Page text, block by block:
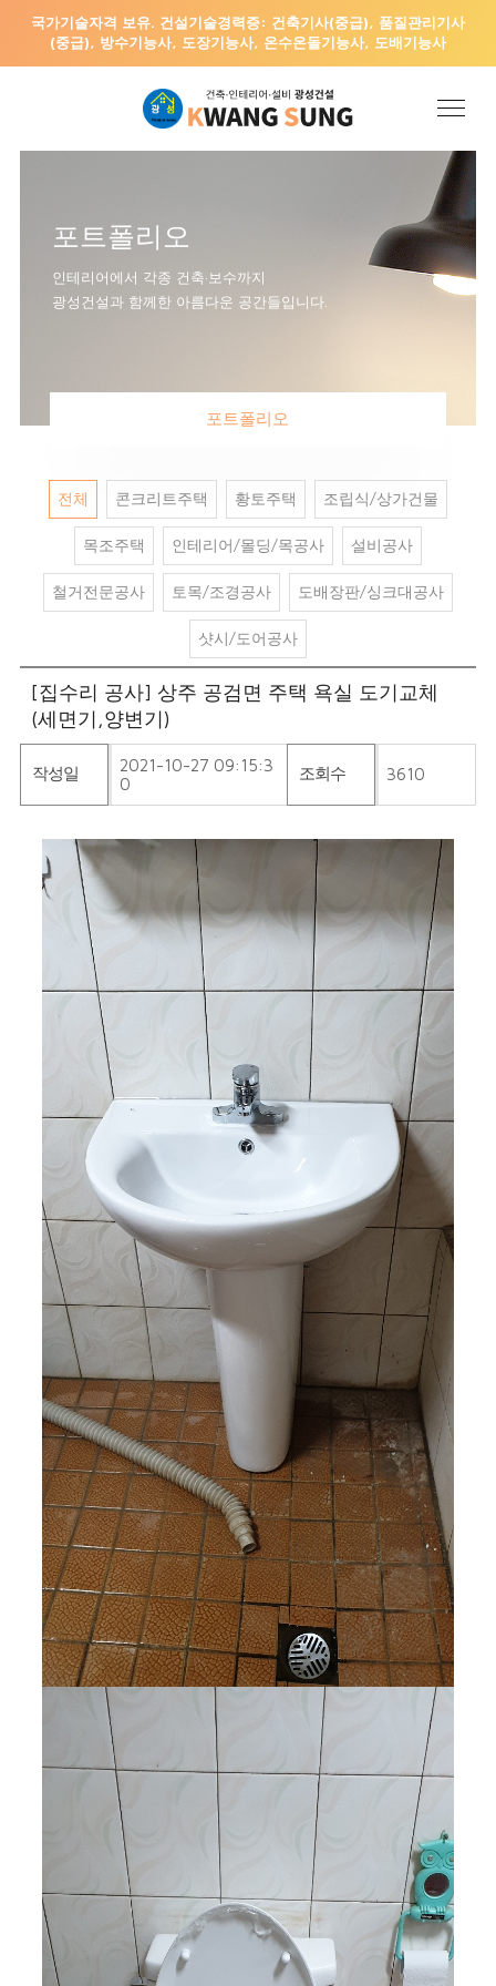
국가기술자격 보유. 건설기술경력증: 건축기사(중급), 품질관리기사
(중급), 방수기능사, 도장기능사, 온수온돌기능사, 도배기능사
포트폴리오
인테리어에서 각종 건축·보수까지
광성건설과 함께한 아름다운 공간들입니다.
포트폴리오
전체 콘크리트주택 황토주택 조립식/상가건물
목조주택 인테리어/몰딩/목공사 설비공사
철거전문공사 토목/조경공사 도배장판/싱크대공사
샷시/도어공사
[집수리 공사] 상주 공검면 주택 욕실 도기교체
(세면기,양변기)
작성일
2021-10-27 09:15:3
0
조회수 3610